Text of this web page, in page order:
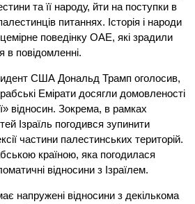
та її народу, йти на поступки в
питаннях. Історія і народи
поведінку ОАЕ, які зрадили
в повідомленні.
США Дональд Трамп оголосив,
Емірати досягли домовленості
відносин. Зокрема, в рамках
Ізраїль погодився зупинити
частини палестинських територій.
країною, яка погодилася
відносини з Ізраїлем.
напружені відносини з декількома